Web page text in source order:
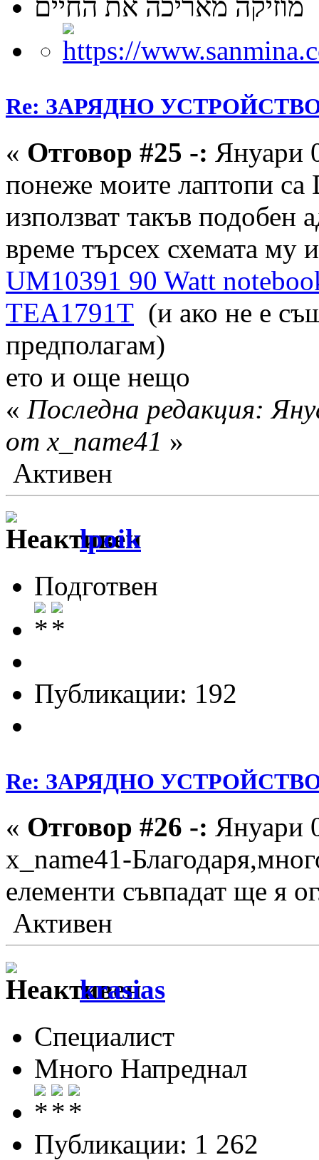
מוזיקה מאריכה את החיים
Re: ЗАРЯДНО УСТРОЙСТВО
« Отговор #25 -: Януари
понеже моите лаптопи
използват такъв подобен
време търсех схемата му
UM10391 90 Watt
TEA1791T (и ако не е
предполагам)
ето и още нещо
« Последна редакция:
от x_name41 »
Активен
lpoik
Подготвен
Публикации: 192
Re: ЗАРЯДНО УСТРОЙСТВО
« Отговор #26 -: Януари
x_name41-
елементи съвпадат ще я
Активен
krasias
Специалист
Много Напреднал
Публикации: 1 262